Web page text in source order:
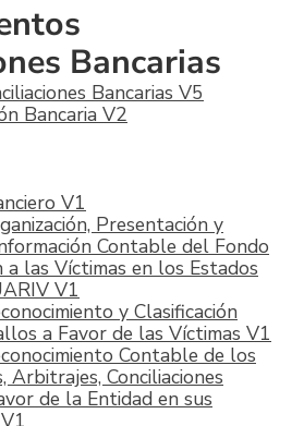
Bancarias
Bancarias V5
Bancaria V2
V1
Presentación y
Contable del Fondo
a las Víctimas en los Estados
V1
y Clasificación
a Favor de las Víctimas V1
Contable de los
Arbitrajes, Conciliaciones
de la Entidad en sus